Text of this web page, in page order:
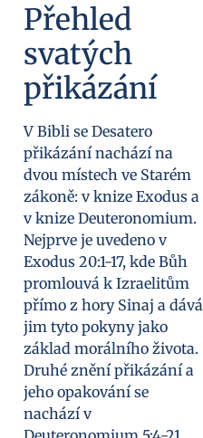
Přehled
svatých
přikázání
V Bibli se Desatero
přikázání nachází na
dvou místech ve Starém
zákoně: v knize Exodus a
v knize Deuteronomium.
Nejprve je uvedeno v
Exodus 20:1-17, kde Bůh
promlouvá k Izraelitům
přímo z hory Sinaj a dává
jim tyto pokyny jako
základ morálního života.
Druhé znění přikázání a
jeho opakování se
nachází v